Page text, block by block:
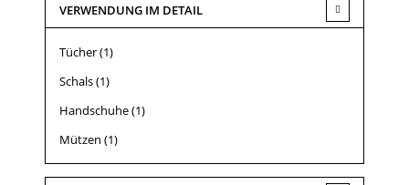
VERWENDUNG IM DETAIL
Tücher(1)
Schals(1)
Handschuhe(1)
Mützen (1)